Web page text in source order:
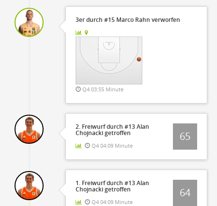
3er durch #15 Marco Rahn verworfen
Q4 03:55 Minute
2. Freiwurf durch #13 Alan
Chojnacki getroffen
Q4 04:09 Minute
65
1. Freiwurf durch #13 Alan
Chojnacki getroffen
Q4 04:09 Minute
64